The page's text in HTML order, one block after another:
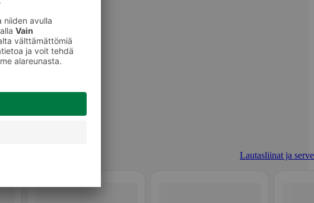
Lautasliinat ja